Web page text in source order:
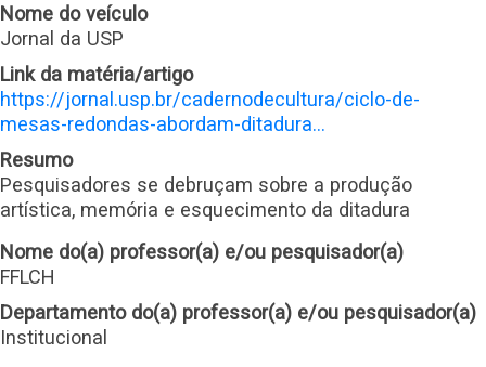
Nome do veículo
Jornal da USP
Link da matéria/artigo
https://jornal.usp.br/cadernodecultura/ciclo-de-
mesas-redondas-abordam-ditadura…
Resumo
Pesquisadores se debruçam sobre a produção
artística, memória e esquecimento da ditadura
Nome do(a) professor(a) e/ou pesquisador(a)
FFLCH
Departamento do(a) professor(a) e/ou pesquisador(a)
Institucional